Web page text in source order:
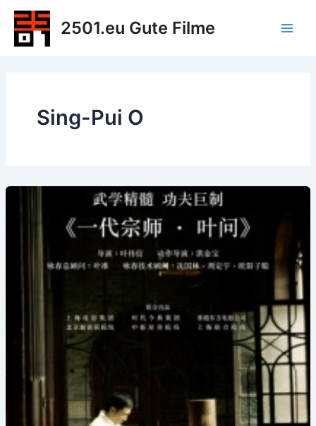
Zum
Inhalt
springen
2501.eu Gute Filme
Sing-Pui O